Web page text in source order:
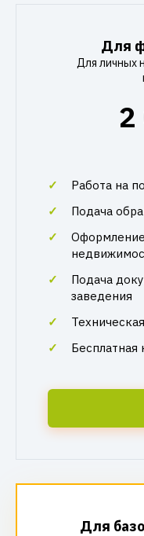
Для
Для личных
2
Работа на
Подача
Подача
заведения
Для